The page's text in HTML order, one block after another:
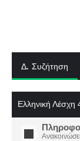
Δ. Συζήτηση
Ελληνική Λέσχη